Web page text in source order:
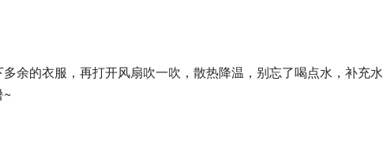
余的衣服，再打开风扇吹一吹，散热降温，别忘了喝点水，补充水